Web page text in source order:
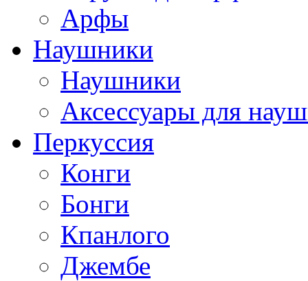
Арфы
Наушники
Наушники
Аксессуары для
Перкуссия
Конги
Бонги
Кпанлого
Джембе